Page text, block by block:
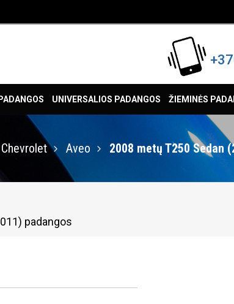
UNIVERSALIOS PADANGOS ŽIEMINĖS
Chevrolet Aveo 2008 metų T250 Sedan
padangos